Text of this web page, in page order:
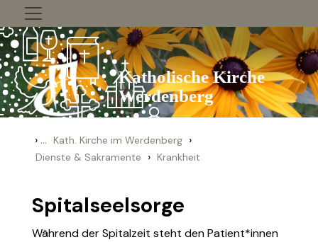
Zum Inhalt springen
› ... Kath. Kirche im Werdenberg ›
Dienste & Sakramente › Krankheit
Spitalseelsorge
Während der Spitalzeit steht den Patient*innen